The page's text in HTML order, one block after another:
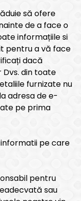
să ofere
de a face o
informațiile si
pentru a vă face
dacă
din toate
furnizate nu
adresa de e-
pe prima
pe care
pentru
sau